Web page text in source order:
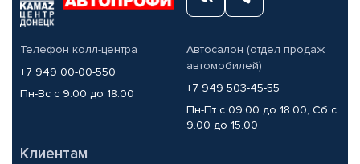
Телефон колл-центра
+7 949 00-00-550
Пн-Вс с 9.00 до 18.00
Автосалон (отдел продаж
автомобилей)
+7 949 503-45-55
Пн-Пт с 09.00 до 18.00, Сб с
9.00 до 15.00
Клиентам